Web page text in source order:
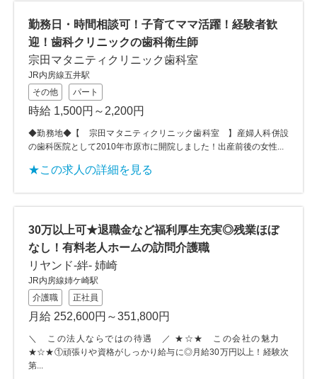
勤務日・時間相談可！子育てママ活躍！経験者歓
迎！歯科クリニックの歯科衛生師
宗田マタニティクリニック歯科室
JR内房線五井駅
その他
パート
時給 1,500円～2,200円
◆勤務地◆【 宗田マタニティクリニック歯科室 】産婦人科併設
の歯科医院として2010年市原市に開院しました！出産前後の女性...
★この求人の詳細を見る
30万以上可★退職金など福利厚生充実◎残業ほぼ
なし！有料老人ホームの訪問介護職
リヤンド-絆- 姉崎
JR内房線姉ケ崎駅
介護職
正社員
月給 252,600円～351,800円
＼ この法人ならではの待遇 ／ ★☆★ この会社の魅力
★☆★①頑張りや資格がしっかり給与に◎月給30万円以上！経験次
第...